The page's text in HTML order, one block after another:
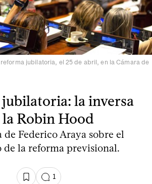
jubilatoria, el 25 de abril, en la Cámara de
la inversa
la Robin Hood
de Federico Araya sobre el
de la reforma previsional.
1